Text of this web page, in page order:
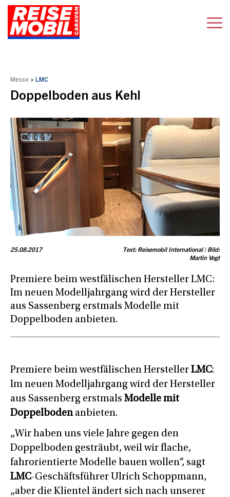
Messe > LMC
Doppelboden aus Kehl
25.08.2017
Text: Reisemobil International | Bild:
Martin Vogt
Premiere beim westfälischen Hersteller LMC:
Im neuen Modelljahrgang wird der Hersteller
aus Sassenberg erstmals Modelle mit
Doppelboden anbieten.
Premiere beim westfälischen Hersteller LMC:
Im neuen Modelljahrgang wird der Hersteller
aus Sassenberg erstmals Modelle mit
Doppelbodenanbieten.
„Wir haben uns viele Jahre gegen den
Doppelboden gesträubt, weil wir flache,
fahrorientierte Modelle bauen wollen“, sagt
LMC-Geschäftsführer Ulrich Schoppmann,
„aber die Klientel ändert sich nach unserer